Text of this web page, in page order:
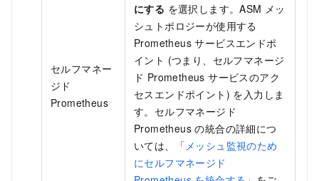
セルフマネー
ジド
Prometheus
にする を選択します。ASM メッ
シュトポロジーが使用する
Prometheus サービスエンドポ
イント (つまり、セルフマネージ
ド Prometheus サービスのアク
セスエンドポイント) を入力しま
す。セルフマネージド
Prometheus の統合の詳細につ
いては、「メッシュ監視のため
にセルフマネージド